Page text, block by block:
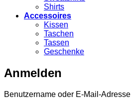
Shirts
Accessoires
Kissen
Taschen
Tassen
Geschenke
Anmelden
Benutzername oder E-Mail-Adresse